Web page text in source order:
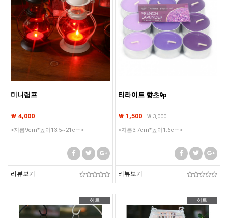
미니램프
₩ 4,000
<지름9cm*높이13.5~21cm>
리뷰보기
티라이트 향초9p
₩ 1,500 ₩3,000
<지름3.7cm*높이1.6cm>
리뷰보기
히트 히트